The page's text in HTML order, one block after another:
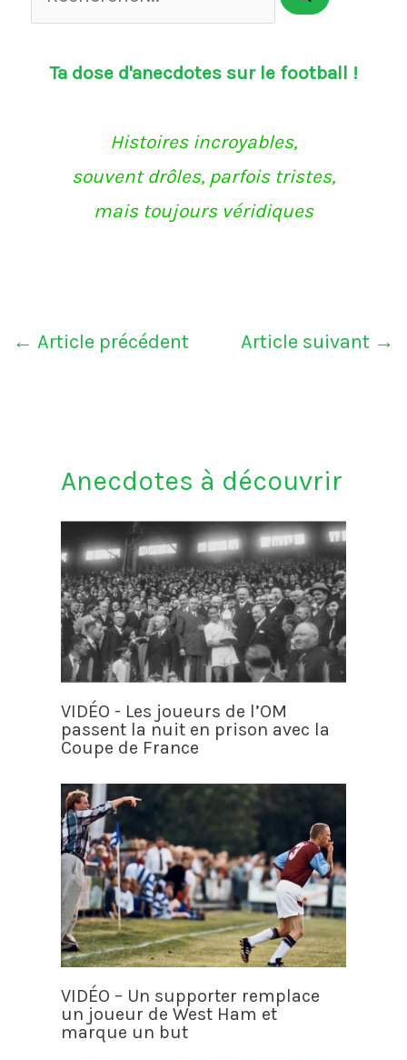
Ta dose d'anecdotes sur le football !
Histoires incroyables,
souvent drôles, parfois tristes,
mais toujours véridiques
← Article précédent Article suivant →
Anecdotes à découvrir
VIDÉO - Les joueurs de l’OM
passent la nuit en prison avec la
Coupe de France
VIDÉO – Un supporter remplace
un joueur de West Ham et
marque un but